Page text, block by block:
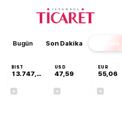
Bugün Son Dakika Finans
BIST
13.747,72
USD
47,59
EUR
55,06